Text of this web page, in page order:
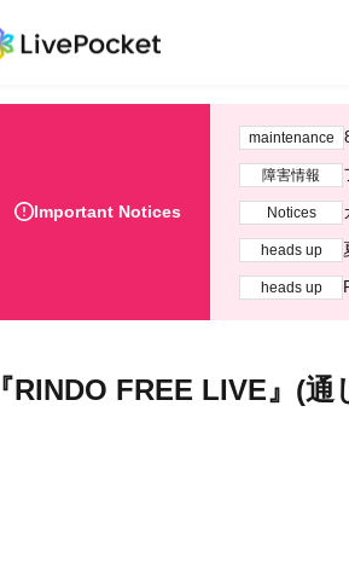
Important Notices
maintenance
障害情報
Notices
heads up
heads up
『RINDO FREE LIVE』(通